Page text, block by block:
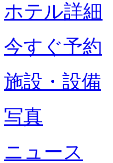
ホテル詳細
今すぐ予約
施設・設備
写真
ニュース